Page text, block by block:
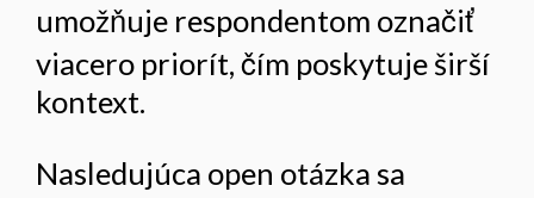
umožňuje respondentom označiť
viacero priorít, čím poskytuje širší
kontext.
Nasledujúca open otázka sa